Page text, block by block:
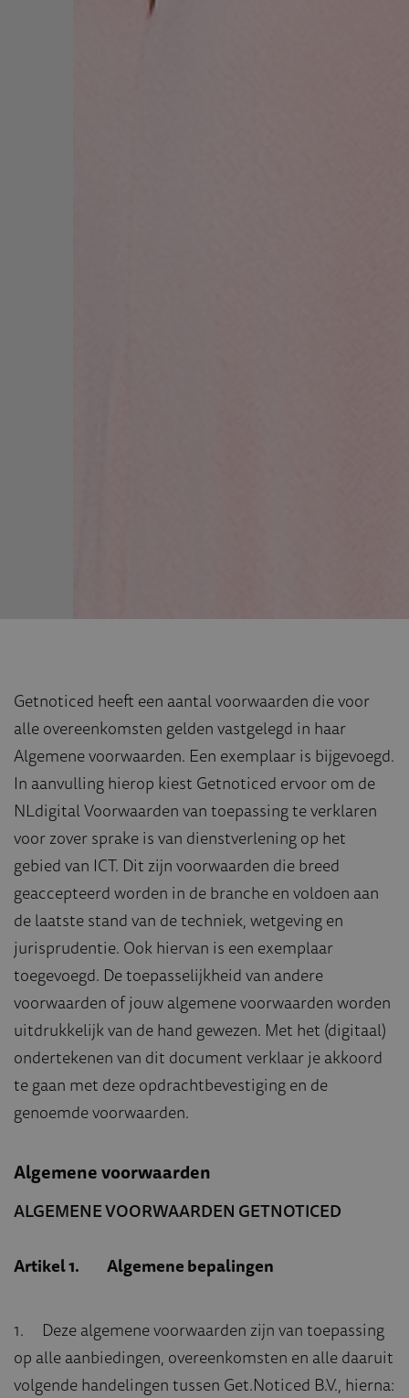
Getnoticed heeft een aantal voorwaarden die voor
alle overeenkomsten gelden vastgelegd in haar
Algemene voorwaarden. Een exemplaar is bijgevoegd.
In aanvulling hierop kiest Getnoticed ervoor om de
NLdigital Voorwaarden van toepassing te verklaren
voor zover sprake is van dienstverlening op het
gebied van ICT. Dit zijn voorwaarden die breed
geaccepteerd worden in de branche en voldoen aan
de laatste stand van de techniek, wetgeving en
jurisprudentie. Ook hiervan is een exemplaar
toegevoegd. De toepasselijkheid van andere
voorwaarden of jouw algemene voorwaarden worden
uitdrukkelijk van de hand gewezen. Met het (digitaal)
ondertekenen van dit document verklaar je akkoord
te gaan met deze opdrachtbevestiging en de
genoemde voorwaarden.
Algemene voorwaarden
ALGEMENE VOORWAARDEN GETNOTICED
Artikel 1. Algemene bepalingen
1. Deze algemene voorwaarden zijn van toepassing
op alle aanbiedingen, overeenkomsten en alle daaruit
volgende handelingen tussen Get.Noticed B.V., hierna: